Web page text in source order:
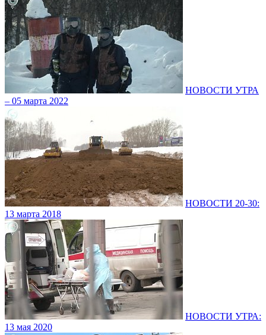
НОВОСТИ УТРА
– 05 марта 2022
НОВОСТИ 20-30:
13 марта 2018
НОВОСТИ УТРА:
13 мая 2020